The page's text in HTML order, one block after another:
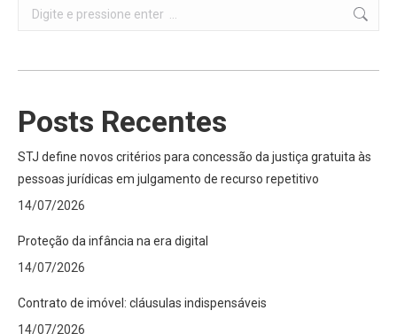
Search:
Posts Recentes
STJ define novos critérios para concessão da justiça gratuita às
pessoas jurídicas em julgamento de recurso repetitivo
14/07/2026
Proteção da infância na era digital
14/07/2026
Contrato de imóvel: cláusulas indispensáveis
14/07/2026